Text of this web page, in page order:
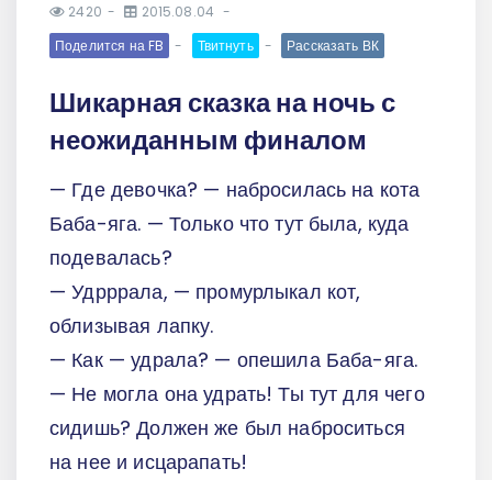
2420
2015.08.04
Поделится на FB
Твитнуть Рассказать ВК
Шикарная сказка на ночь с
неожиданным финалом
— Где девочка? — набросилась на кота
Баба-яга. — Только что тут была, куда
подевалась?
— Удрррала, — промурлыкал кот,
облизывая лапку.
— Как — удрала? — опешила Баба-яга.
— Не могла она удрать! Ты тут для чего
сидишь? Должен же был наброситься
на нее и исцарапать!